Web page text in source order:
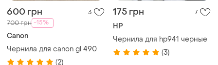
600 грн 3
700 грн -15%
Canon
Чернила для canon gl 490
(2)
175 грн 7
HP
Чернила для hp941 черные
(3)